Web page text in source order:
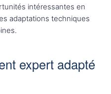
intéressantes en
adaptations techniques
expert adapté